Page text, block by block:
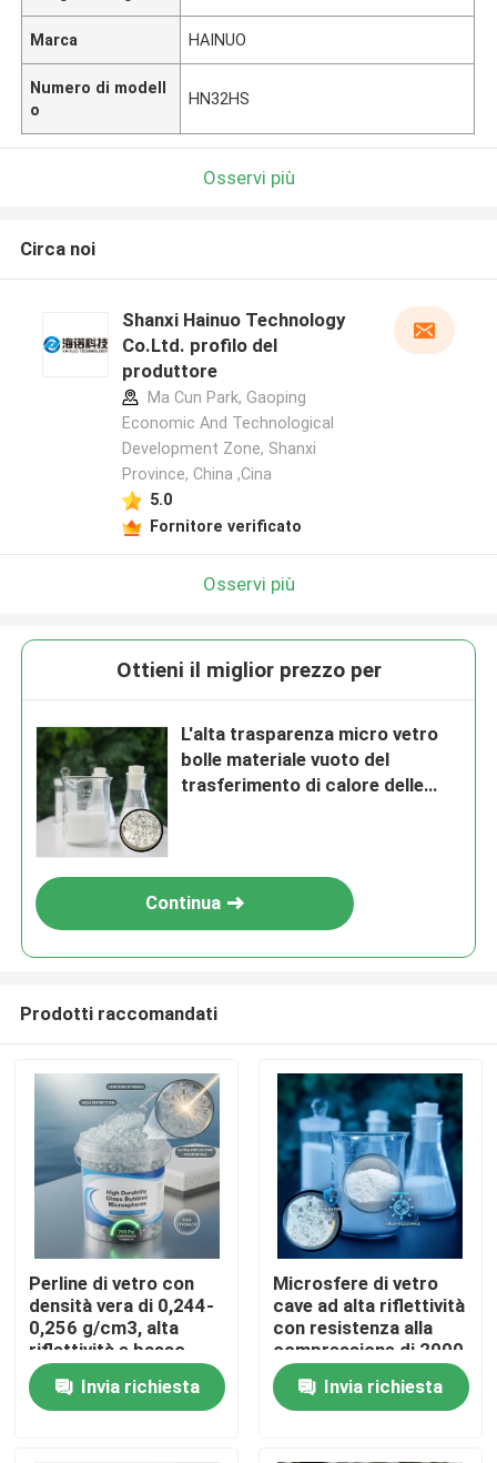
Casa
Prodotti
Marca HAINUO
Numero di modell
o
HN32HS
Osservi più
Circa noi
Shanxi Hainuo Technology
Co.Ltd. profilo del
produttore
Ma Cun Park, Gaoping
Economic And Technological
Development Zone, Shanxi
Province, China ,Cina
5.0
Fornitore verificato
Osservi più
Ottieni il miglior prezzo per
L'alta trasparenza micro vetro
bolle materiale vuoto del
trasferimento di calore delle
Continua
Prodotti raccomandati
Perline di vetro con
densità vera di 0,244-
0,256 g/cm3, alta
riflettività e basso
assorbimento di
umidità per
applicazioni industriali
Invia richiesta
Microsfere di vetro
cave ad alta riflettività
con resistenza alla
compressione di 2000
psi e basso contenuto
di umidità per
applicazioni industriali
Invia richiesta